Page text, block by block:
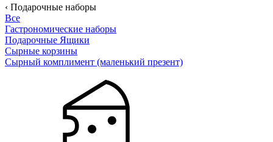
‹ Подарочные наборы
Все
Гастрономические наборы
Подарочные Ящики
Сырные корзины
Сырный комплимент (маленький презент)